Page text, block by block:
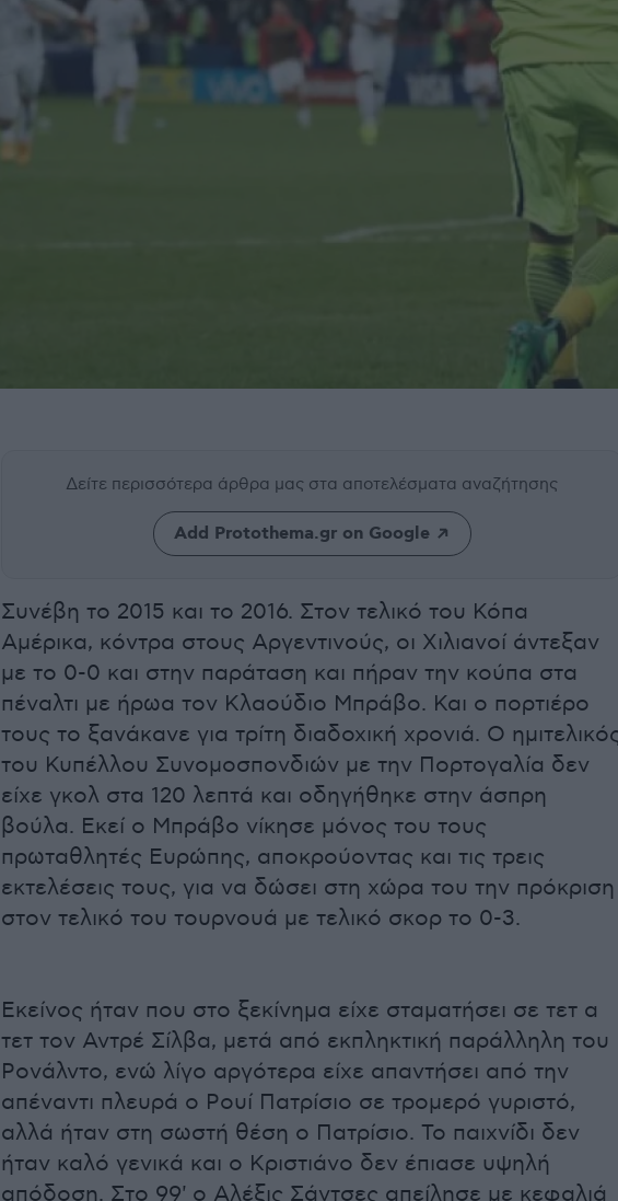
Δείτε περισσότερα άρθρα μας στα αποτελέσματα αναζήτησης
Add Protothema.gr on Google
Συνέβη το 2015 και το 2016. Στον τελικό του Κόπα
Αμέρικα, κόντρα στους Αργεντινούς, οι Χιλιανοί άντεξαν
με το 0-0 και στην παράταση και πήραν την κούπα στα
πέναλτι με ήρωα τον Κλαούδιο Μπράβο. Και ο πορτιέρο
τους το ξανάκανε για τρίτη διαδοχική χρονιά. Ο
του Κυπέλλου Συνομοσπονδιών με την Πορτογαλία δεν
είχε γκολ στα 120 λεπτά και οδηγήθηκε στην άσπρη
βούλα. Εκεί ο Μπράβο νίκησε μόνος του τους
πρωταθλητές Ευρώπης, αποκρούοντας και τις τρεις
εκτελέσεις τους, για να δώσει στη χώρα του την πρόκριση
στον τελικό του τουρνουά με τελικό σκορ το 0-3.
Εκείνος ήταν που στο ξεκίνημα είχε σταματήσει σε τετ α
τετ τον Αντρέ Σίλβα, μετά από εκπληκτική παράλληλη του
Ρονάλντο, ενώ λίγο αργότερα είχε απαντήσει από την
απέναντι πλευρά ο Ρουί Πατρίσιο σε τρομερό γυριστό,
αλλά ήταν στη σωστή θέση ο Πατρίσιο. Το παιχνίδι δεν
ήταν καλό γενικά και ο Κριστιάνο δεν έπιασε υψηλή
απόδοση. Στο 99' ο Αλέξις Σάντσες απείλησε με κεφαλιά